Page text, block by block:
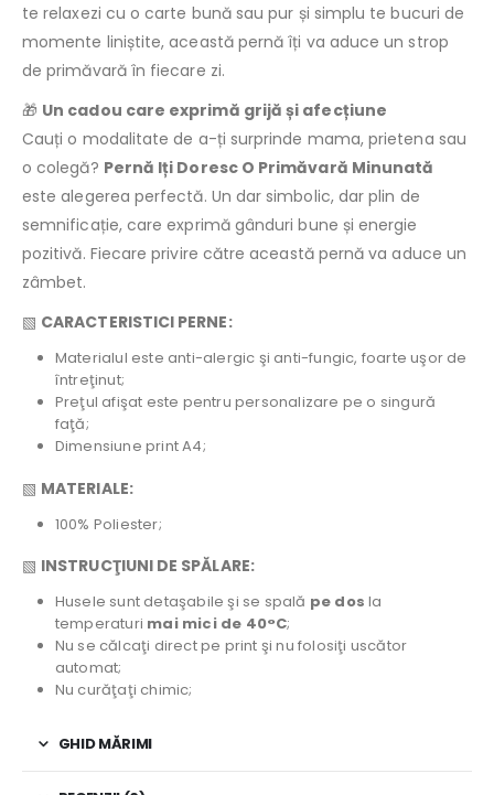
te relaxezi cu o carte bună sau pur și simplu te bucuri de
momente liniștite, această pernă îți va aduce un strop
de primăvară în fiecare zi.
🎁 Un cadou care exprimă grijă și afecțiune
Cauți o modalitate de a-ți surprinde mama, prietena sau
o colegă? Pernă Iți Doresc O Primăvară Minunată
este alegerea perfectă. Un dar simbolic, dar plin de
semnificație, care exprimă gânduri bune și energie
pozitivă. Fiecare privire către această pernă va aduce un
zâmbet.
▧ CARACTERISTICI PERNE:
Materialul este anti-alergic şi anti-fungic, foarte uşor de
întreţinut;
Preţul afişat este pentru personalizare pe o singură
faţă;
Dimensiune print A4;
▧ MATERIALE:
100% Poliester;
▧ INSTRUCŢIUNI DE SPĂLARE:
Husele sunt detaşabile şi se spală pe dos la
temperaturi mai mici de 40°C;
Nu se călcaţi direct pe print şi nu folosiţi uscător
automat;
Nu curăţaţi chimic;
GHID MĂRIMI